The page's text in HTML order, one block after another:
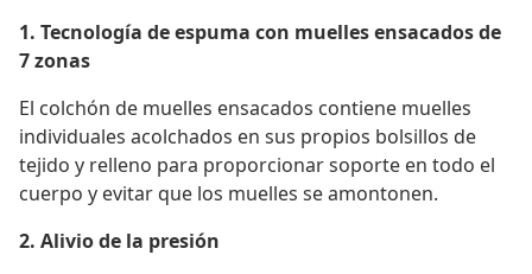
1. Tecnología de espuma con muelles ensacados de
7 zonas
El colchón de muelles ensacados contiene muelles
individuales acolchados en sus propios bolsillos de
tejido y relleno para proporcionar soporte en todo el
cuerpo y evitar que los muelles se amontonen.
2. Alivio de la presión